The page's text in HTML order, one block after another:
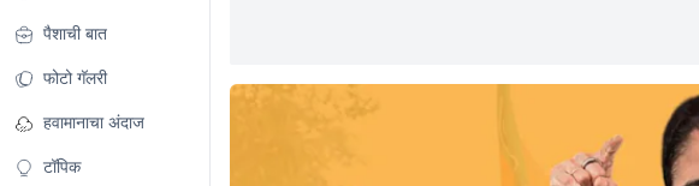
पैशाची बात
फोटो गॅलरी
हवामानाचा अंदाज
टॉपिक